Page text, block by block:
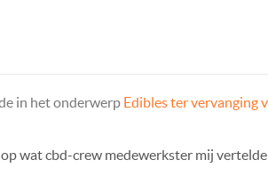
in het onderwerp Edibles ter vervanging
wat cbd-crew medewerkster mij